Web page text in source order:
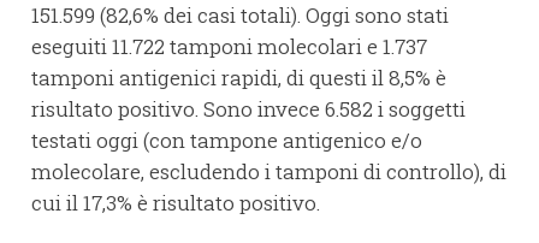
151.599 (82,6% dei casi totali). Oggi sono stati
eseguiti 11.722 tamponi molecolari e 1.737
tamponi antigenici rapidi, di questi il 8,5% è
risultato positivo. Sono invece 6.582 i soggetti
testati oggi (con tampone antigenico e/o
molecolare, escludendo i tamponi di controllo), di
cui il 17,3% è risultato positivo.